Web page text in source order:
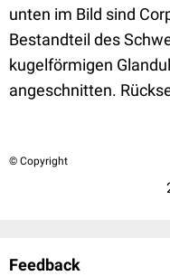
unten im Bild sind
Bestandteil des
kugelförmigen
angeschnitten.
© Copyright
Feedback